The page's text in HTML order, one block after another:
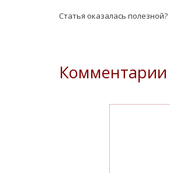
Статья оказалась полезной?
Комментарии